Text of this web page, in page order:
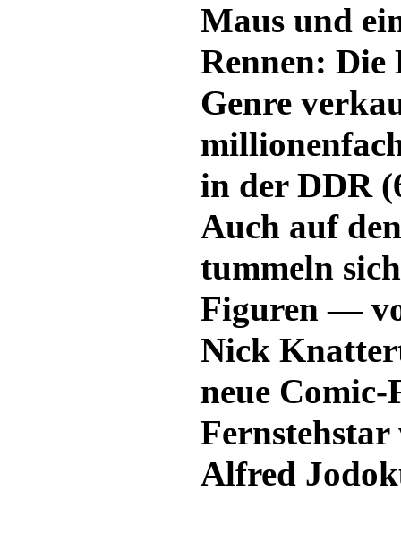
Maus und
Rennen: Die
Genre
in der DDR
Auch auf
tummeln
Figuren —
Nick
neue
Alfred